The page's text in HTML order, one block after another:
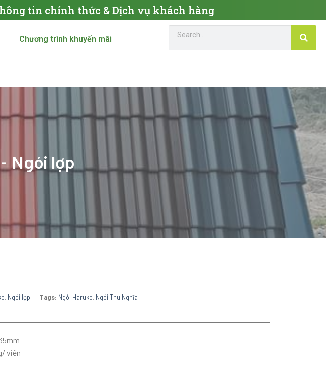
tin chính thức & Dịch vụ khách hàng
Chương trình khuyến mãi
Ngói lợp
, Ngói lợp Tags: Ngói Haruko, Ngói Thu Nghĩa
viên